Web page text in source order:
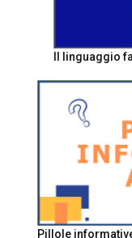
Il linguaggio
Pillole